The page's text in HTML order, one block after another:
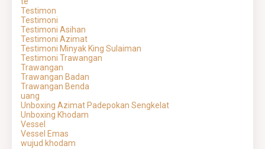
Testimon
Testimoni
Testimoni Asihan
Testimoni Azimat
Testimoni Minyak King Sulaiman
Testimoni Trawangan
Trawangan
Trawangan Badan
Trawangan Benda
uang
Unboxing Azimat Padepokan Sengkelat
Unboxing Khodam
Vessel
Vessel Emas
wujud khodam